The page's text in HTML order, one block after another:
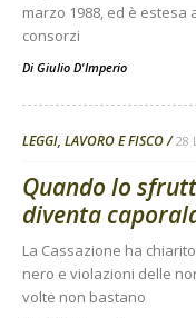
marzo 1988, ed è
consorzi
Di Giulio D'Imperio
LEGGI, LAVORO E FISCO 28
Quando lo
diventa
La Cassazione ha
nero e violazioni delle
volte non bastano